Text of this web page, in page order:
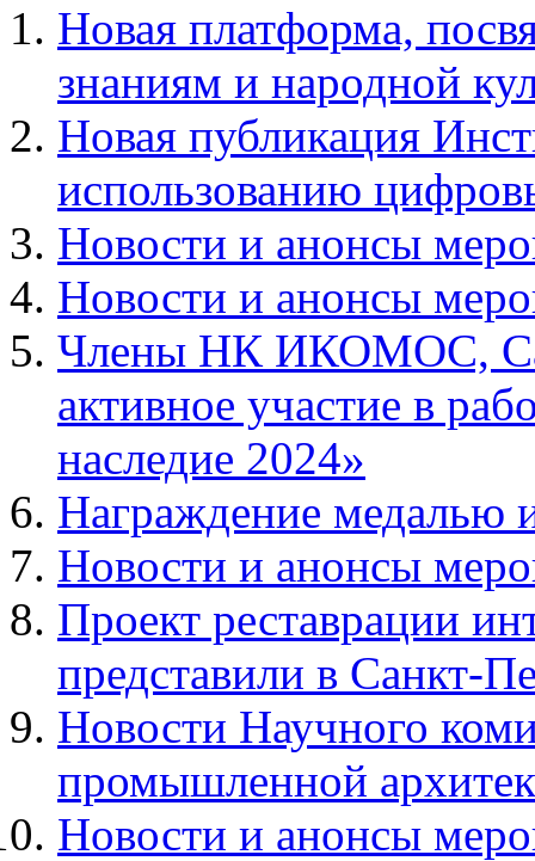
Новая платформа,
знаниям и народной
Новая публикация
использованию
Новости и анонсы
Новости и анонсы
Члены НК ИКОМОС,
активное участие в
наследие 2024»
Награждение медалью
Новости и анонсы
Проект реставрации
представили в Санкт-
Новости Научного
промышленной
Новости и анонсы